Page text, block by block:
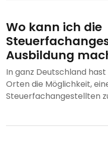
Wo kann ich die
Ausbildung
In ganz Deutschland
Orten die Möglichkeit,
Steuerfachangestellten